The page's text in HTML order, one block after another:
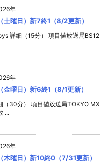
年
曜日）新7終1（8/2更新）
詳細（15分） 項目値放送局BS12
年
曜日）新6終1（8/1更新）
（30分） 項目値放送局TOKYO MX
...
年
曜日）新10終0（7/31更新）